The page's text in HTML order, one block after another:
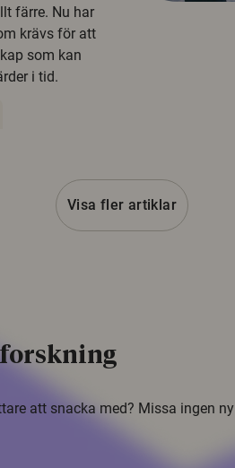
färre. Nu har
krävs för att
som kan
i tid.
Visa fler artiklar
att snacka med? Missa ingen ny